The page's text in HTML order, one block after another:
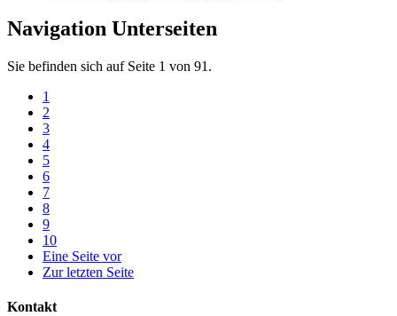
Navigation Unterseiten
Sie befinden sich auf Seite 1 von 91.
1
2
3
4
5
6
7
8
9
10
Eine Seite vor
Zur letzten Seite
Kontakt